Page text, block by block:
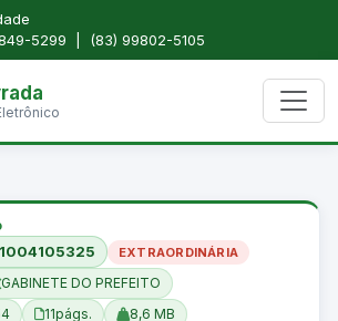
5299 | (83) 99802-5105
EXTRAORDINÁRIA
GABINETE DO PREFEITO
11págs.
8,6 MB